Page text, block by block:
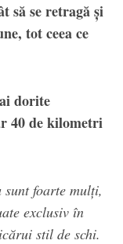
să se retragă și
tot ceea ce
dorite
40 de kilometri
foarte mulți,
exclusiv în
stil de schi.